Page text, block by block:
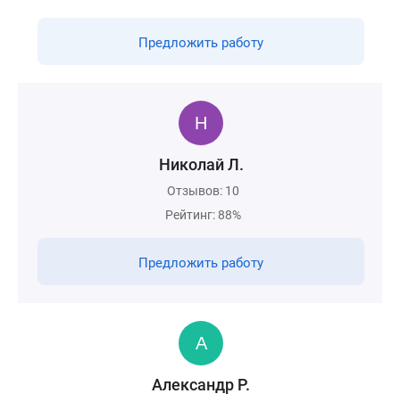
Предложить работу
Николай Л.
Отзывов: 10
Рейтинг: 88%
Предложить работу
Александр Р.